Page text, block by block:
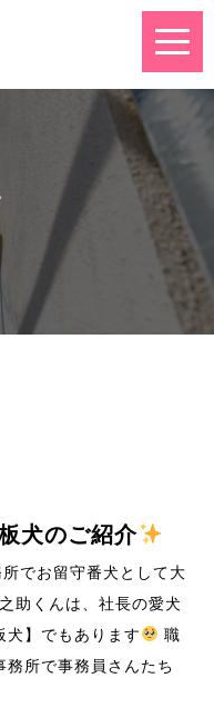
犬のご紹介
でお留守番犬として大
助くんは、社長の愛犬
犬】でもあります
職
務所で事務員さんたち